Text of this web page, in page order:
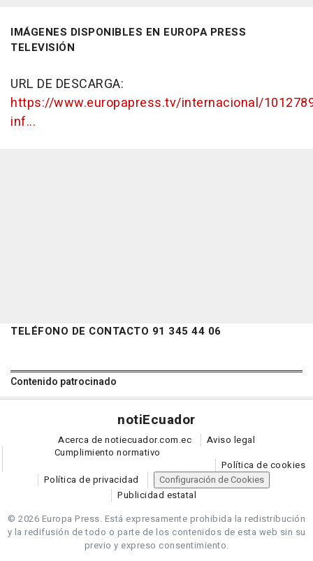
IMÁGENES DISPONIBLES EN EUROPA PRESS
TELEVISIÓN
URL DE DESCARGA:
https://www.europapress.tv/internacional/
inf...
TELÉFONO DE CONTACTO 91 345 44 06
Contenido patrocinado
notiEcuador
Acerca de notiecuador.com.ec
Aviso legal
Cumplimiento normativo
Política de cookies
Política de privacidad
Configuración de Cookies
Publicidad estatal
© 2026 Europa Press. Está expresamente prohibida la redistribución
y la redifusión de todo o parte de los contenidos de esta web sin su
previo y expreso consentimiento.